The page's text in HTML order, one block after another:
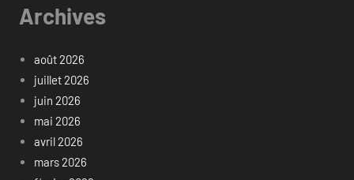
Archives
août 2026
juillet 2026
juin 2026
mai 2026
avril 2026
mars 2026